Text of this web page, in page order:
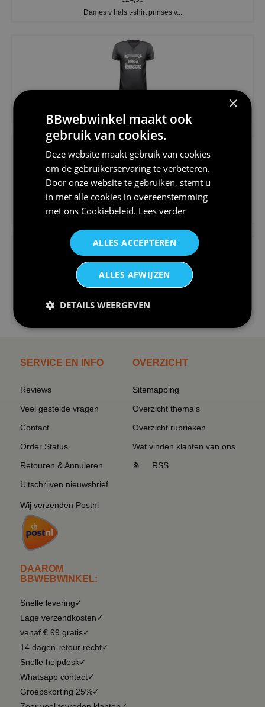
Dames v hals t-shirt prinses v...
Koningsdag shirt heren v-hals ...
€24,95
V-hals shirt rood wit blauw st...
€24,95
SERVICE EN INFO
Reviews
Veel gestelde vragen
Contact
Order Status
Retouren & Annuleren
Uitschrijven nieuwsbrief
Wij verzenden Postnl
DAAROM
BBWEBWINKEL:
Snelle levering✓
Lage verzendkosten✓
vanaf € 99 gratis✓
14 dagen retour recht✓
Snelle helpdesk✓
Whatsapp contact✓
Groepskorting 25%✓
OVERZICHT
Sitemapping
Overzicht thema's
Overzicht rubrieken
Wat vinden klanten van ons
RSS
×
BBwebwinkel maakt ook
gebruik van cookies.
Deze website maakt gebruik van cookies
om de gebruikerservaring te verbeteren.
Door onze website te gebruiken, stemt u
in met alle cookies in overeenstemming
met ons Cookiebeleid. Lees verder
ALLES ACCEPTEREN
ALLES AFWIJZEN
DETAILS WEERGEVEN